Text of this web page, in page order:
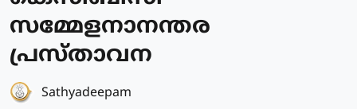
സമ്മേളനാനന്തര
പ്രസ്താവന
Sathyadeepam